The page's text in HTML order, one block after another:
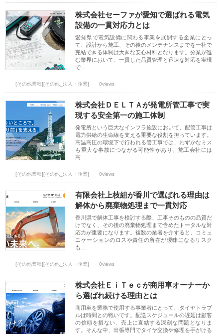
株式会社セーファが愛知で選ばれる電気
設備の一貫対応力とは
愛知県で電気設備に関わる事業を展開する企業にとっ
て、設計から施工、その後のメンテナンスまでを一社で
完結できる体制は大きな安心材料となります。分業が進
む業界において、一貫した品質管理と迅速な対応を実現
で…
[その他業種][その他_法人・企業] 0views
株式会社ＤＥＬＴＡが発電所管工事で実
現する安全第一の施工体制
発電所という巨大なインフラ施設において、配管工事は
電力供給の生命線を支える重要な役割を担っています。
高温高圧の環境下で行われる管工事では、わずかなミス
も重大な事故につながる可能性があり、施工会社には
高…
[その他業種][その他_法人・企業] 0views
有限会社上枝組が香川で選ばれる理由は
解体から廃棄物処理まで一貫対応
香川県で解体工事を検討する際、工事そのものの品質だ
けでなく、その後の廃棄物処理まで含めたトータルな対
応力が重要になります。複数の業者を介すると、コミュ
ニケーションのロスや責任の所在が曖昧になるリスク
も…
[その他業種][その他_法人・企業] 0views
株式会社ＥｉＴｅｃが商用車オーナーか
ら選ばれ続ける理由とは
商用車を業務で使用する事業者にとって、タイヤトラブ
ルは時間との戦いです。配送スケジュールの遅延は顧客
の信頼を損ない、売上に直結する深刻な問題となりま
す。そんな中、出張専門でタイヤ交換や修理を手がける